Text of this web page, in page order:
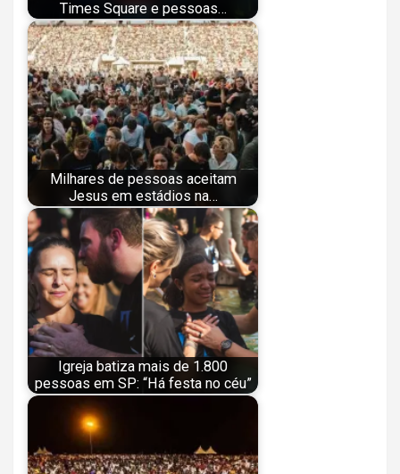
Times Square e pessoas…
Milhares de pessoas aceitam
Jesus em estádios na…
Igreja batiza mais de 1.800
pessoas em SP: “Há festa no céu”